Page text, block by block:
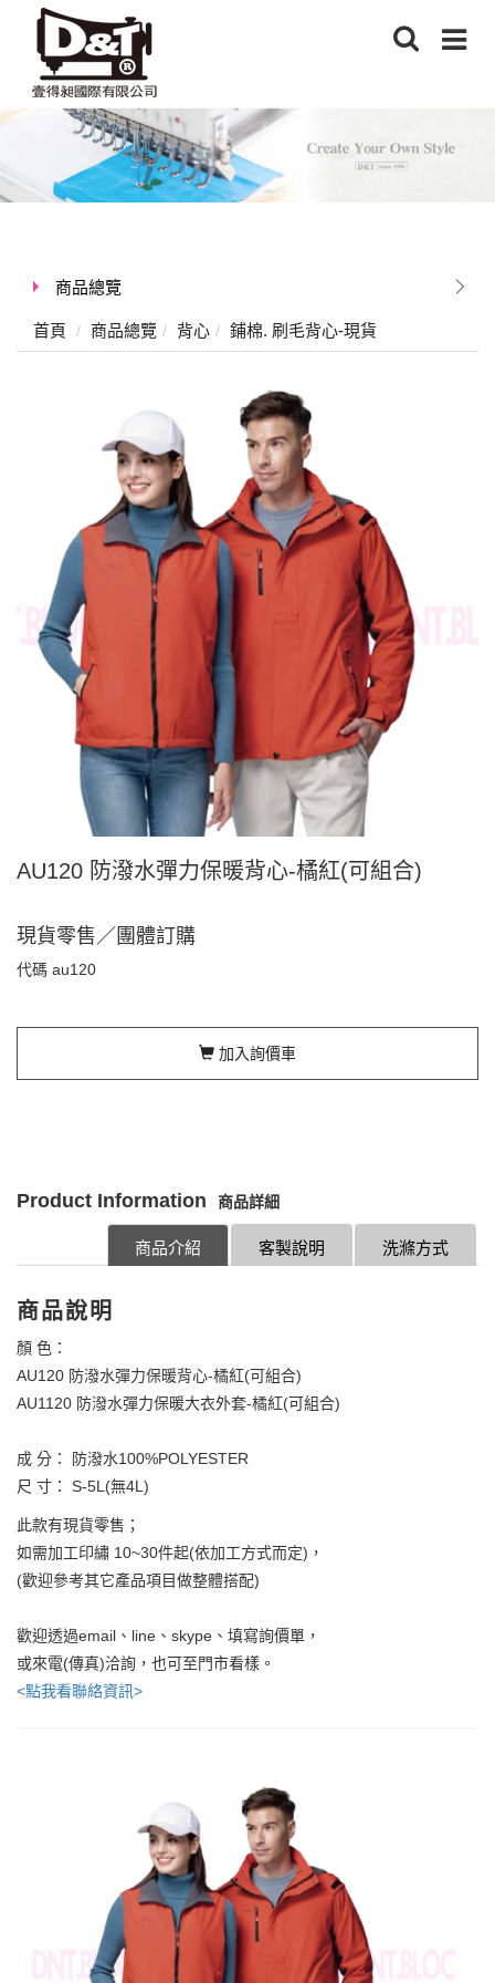
商品總覽
首頁 商品總覽 背心 鋪棉. 刷毛背心-現貨
AU120 防潑水彈力保暖背心-橘紅(可組合)
現貨零售／團體訂購
代碼 au120
加入詢價車
Product Information 商品詳細
洗滌方式
客製說明
商品介紹
商品說明
顏 色：
AU120 防潑水彈力保暖背心-橘紅(可組合)
AU1120 防潑水彈力保暖大衣外套-橘紅(可組合)
成 分： 防潑水100%POLYESTER
尺 寸： S-5L(無4L)
此款有現貨零售；
如需加工印繡 10~30件起(依加工方式而定)，
(歡迎參考其它產品項目做整體搭配)
歡迎透過email、line、skype、填寫詢價單，
或來電(傳真)洽詢，也可至門市看樣。
<點我看聯絡資訊>